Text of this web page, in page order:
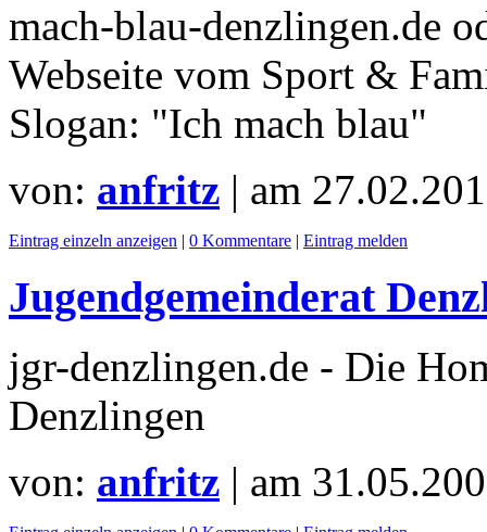
mach-blau-denzlingen.de
Webseite vom Sport &
Slogan: "Ich mach blau"
von: anfritz | am
Eintrag einzeln anzeigen | 0 Kommentare | Eintrag melden
Jugendgemeinderat
jgr-denzlingen.de - Die
Denzlingen
von: anfritz | am